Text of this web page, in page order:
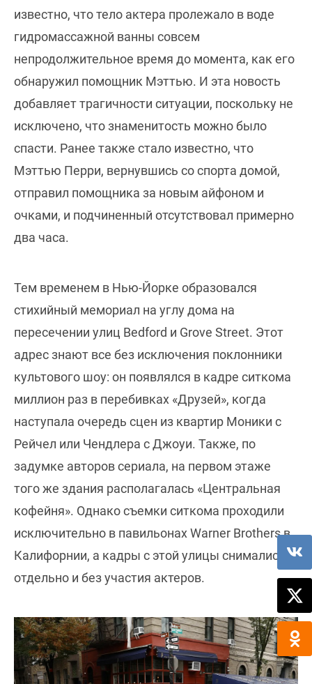
известно, что тело актера пролежало в воде
гидромассажной ванны совсем
непродолжительное время до момента, как его
обнаружил помощник Мэттью. И эта новость
добавляет трагичности ситуации, поскольку не
исключено, что знаменитость можно было
спасти. Ранее также стало известно, что
Мэттью Перри, вернувшись со спорта домой,
отправил помощника за новым айфоном и
очками, и подчиненный отсутствовал примерно
два часа.
Тем временем в Нью-Йорке образовался
стихийный мемориал на углу дома на
пересечении улиц Bedford и Grove Street. Этот
адрес знают все без исключения поклонники
культового шоу: он появлялся в кадре ситкома
миллион раз в перебивках «Друзей», когда
наступала очередь сцен из квартир Моники с
Рейчел или Чендлера с Джоуи. Также, по
задумке авторов сериала, на первом этаже
того же здания располагалась «Центральная
кофейня». Однако съемки ситкома проходили
исключительно в павильонах Warner Brothers в
Калифорнии, а кадры с этой улицы снимались
отдельно и без участия актеров.